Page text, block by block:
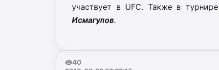
участвует в UFC. Также в
Исмагулов.
40